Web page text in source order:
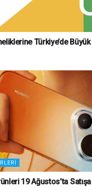
Türkiye’de
19 Ağustos’ta Satışa